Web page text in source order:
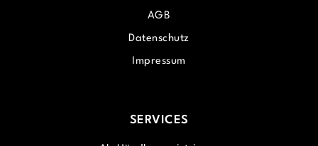
AGB
Datenschutz
Impressum
SERVICES